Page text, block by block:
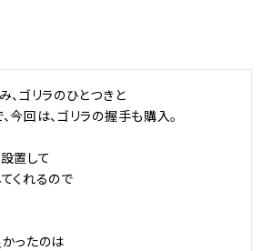
、ゴリラのひとつきと
今回は、ゴリラの握手も購入。
置して
くれるので
ったのは